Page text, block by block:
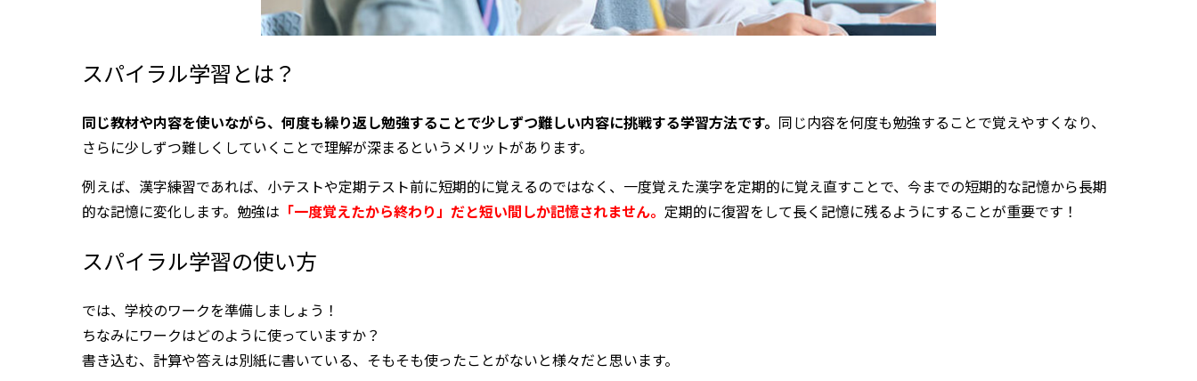
スパイラル学習とは？
同じ教材や内容を使いながら、何度も繰り返し勉強することで少しずつ難しい内容に挑戦する学習方法です。 同じ内容を何度も勉強することで覚えやすくなり、
さらに少しずつ難しくしていくことで理解が深まるというメリットがあります。
例えば、漢字練習であれば、小テストや定期テスト前に短期的に覚えるのではなく、一度覚えた漢字を定期的に覚え直すことで、今までの短期的な記憶から長期
的な記憶に変化します。勉強は 「一度覚えたから終わり」だと短い間しか記憶されません。 定期的に復習をして長く記憶に残るようにすることが重要です！
スパイラル学習の使い方
では、学校のワークを準備しましょう！
ちなみにワークはどのように使っていますか？
書き込む、計算や答えは別紙に書いている、そもそも使ったことがないと様々だと思います。